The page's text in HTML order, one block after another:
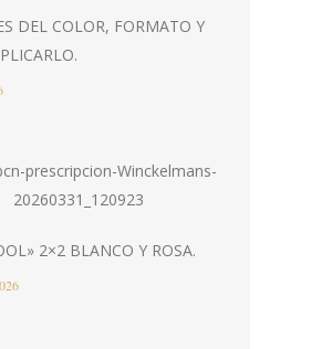
DEL COLOR, FORMATO Y
2×2 BLANCO Y ROSA.